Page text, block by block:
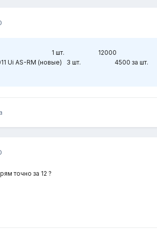
MES 2308 1 шт. 12000
2011 Ui AS-RM (новые) 3 шт. 4500 за шт.
точно за 12 ?